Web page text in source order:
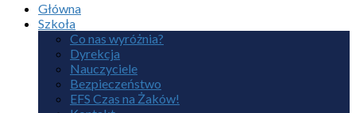
Główna
Szkoła
Co nas wyróżnia?
Dyrekcja
Nauczyciele
Bezpieczeństwo
EFS Czas na Żaków!